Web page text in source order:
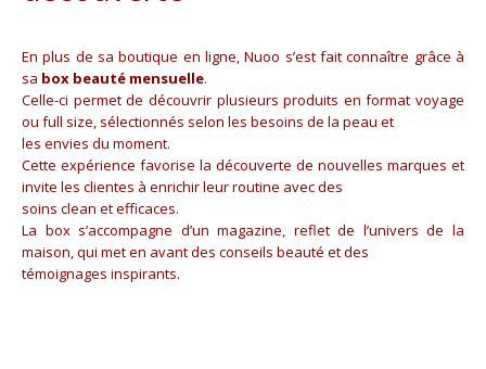
En plus de sa boutique en ligne, Nuoo s’est fait connaître grâce à
sa box beauté mensuelle.
Celle-ci permet de découvrir plusieurs produits en format voyage
ou full size, sélectionnés selon les besoins de la peau et
les envies du moment.
Cette expérience favorise la découverte de nouvelles marques et
invite les clientes à enrichir leur routine avec des
soins clean et efficaces.
La box s’accompagne d’un magazine, reflet de l’univers de la
maison, qui met en avant des conseils beauté et des
témoignages inspirants.